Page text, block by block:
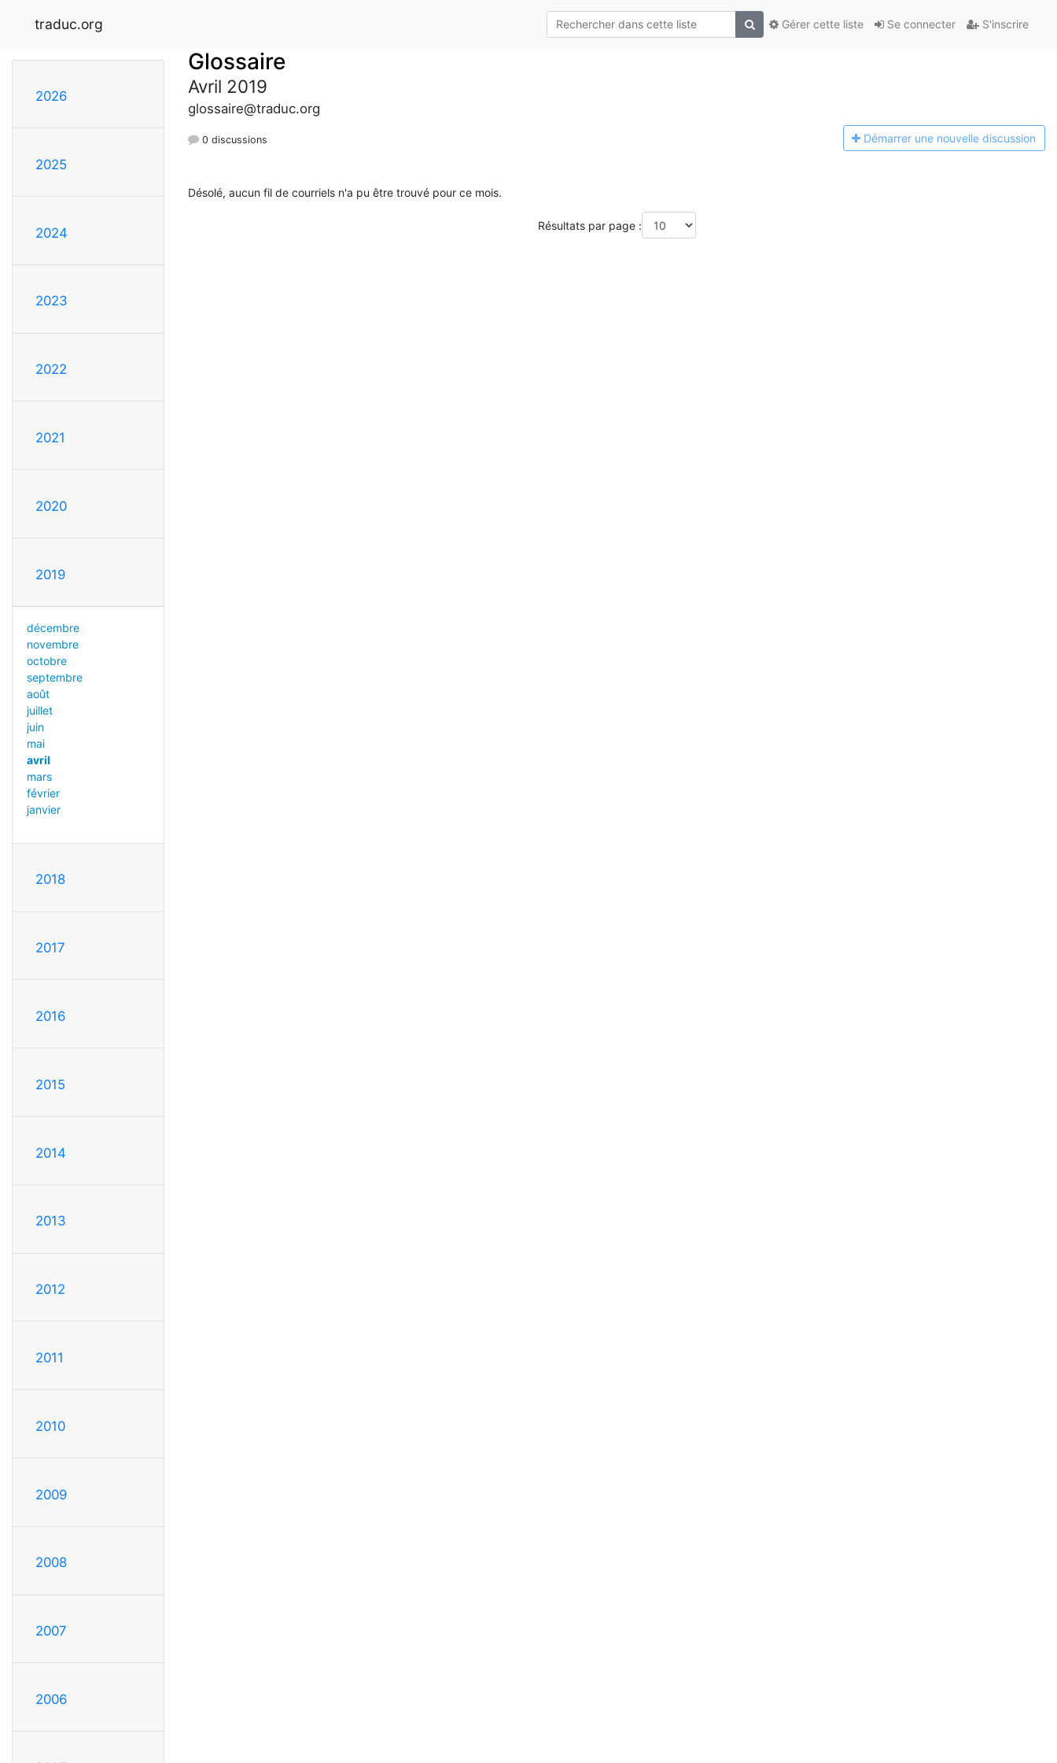
traduc.org Se connecter S'inscrire
Gérer cette liste
2026
2025
2024
2023
2022
2021
2020
2019
décembre
novembre
octobre
septembre
août
juillet
juin
mai
avril
mars
février
janvier
2018
2017
2016
2015
2014
2013
2012
2011
2010
2009
2008
2007
2006
Glossaire
Avril 2019
glossaire@traduc.org
0 discussions Démarrer une nouvelle discussion
Désolé, aucun fil de courriels n'a pu être trouvé pour ce mois.
Résultats par page :